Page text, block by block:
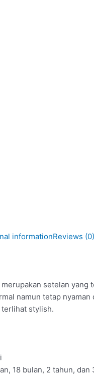
informationReviews (0)
setelan
namun tetap
stylish.
18 bulan, 2 tahun, dan